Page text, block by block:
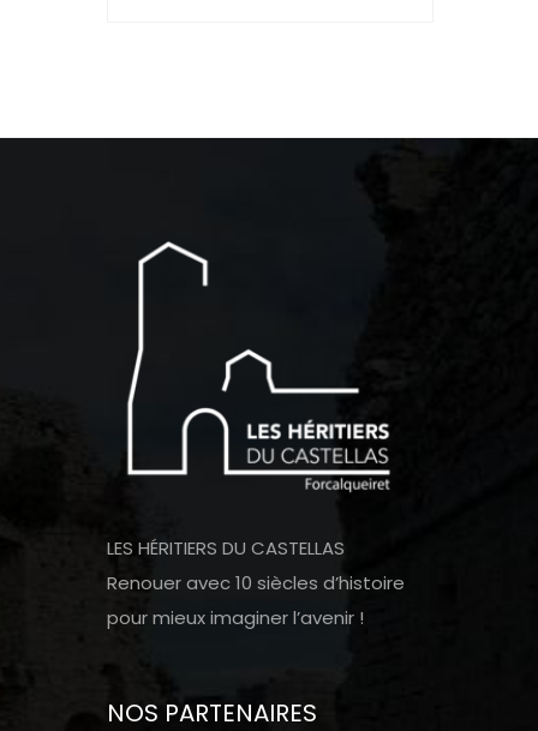
LES HÉRITIERS DU CASTELLAS
Renouer avec 10 siècles d’histoire
pour mieux imaginer l’avenir !
NOS PARTENAIRES